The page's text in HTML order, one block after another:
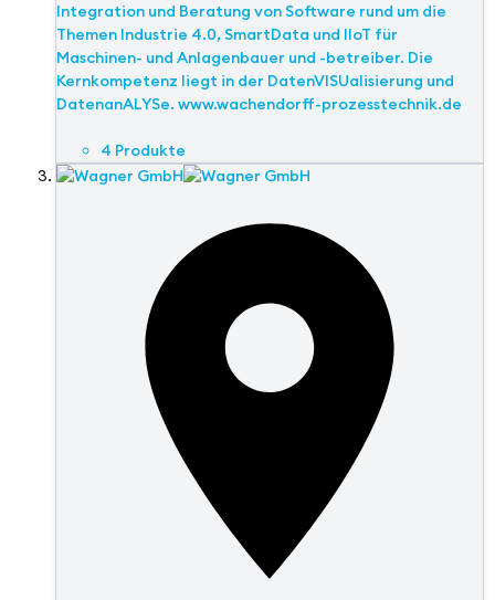
Integration und Beratung von Software rund um die
Themen Industrie 4.0, SmartData und IIoT für
Maschinen- und Anlagenbauer und -betreiber. Die
Kernkompetenz liegt in der DatenVISUalisierung und
DatenanALYSe. www.wachendorff-prozesstechnik.de
4 Produkte